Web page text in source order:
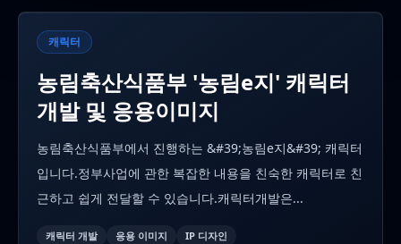
캐릭터
농림축산식품부 '농림e지' 캐릭터
개발 및 응용이미지
농림축산식품부에서 진행하는 &#39;농림e지&#39; 캐릭터
입니다.정부사업에 관한 복잡한 내용을 친숙한 캐릭터로 친
근하고 쉽게 전달할 수 있습니다.캐릭터개발은...
캐릭터 개발 응용 이미지 IP 디자인